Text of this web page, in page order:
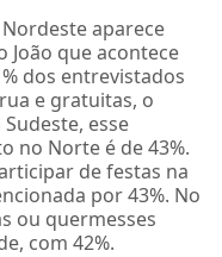
aparece
João que acontece
dos entrevistados
e gratuitas, o
esse
no Norte é de 43%.
de festas na
por 43%. No
ou quermesses
com 42%.